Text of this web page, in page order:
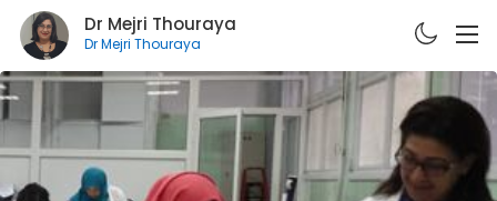
Dr Mejri Thouraya
Dr Mejri Thouraya
A PROPOS
CURRICULUM VITÆ
PUBLICATIONS
FORMATIONS